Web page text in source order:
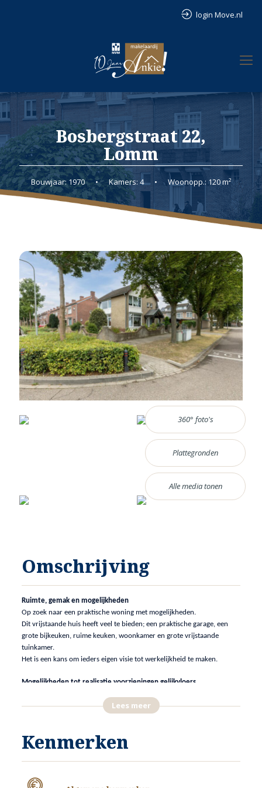
login Move.nl
Bosbergstraat 22,
Lomm
Bouwjaar: 1970 • Kamers: 4 • Woonopp.: 120 m²
360° foto's
Plattegronden
Alle media tonen
Omschrijving
Ruimte, gemak en mogelijkheden
Op zoek naar een praktische woning met mogelijkheden.
Dit vrijstaande huis heeft veel te bieden; een praktische garage, een
grote bijkeuken, ruime keuken, woonkamer en grote vrijstaande
tuinkamer.
Het is een kans om ieders eigen visie tot werkelijkheid te maken.
Mogelijkheden tot realisatie voorzieningen gelijkvloers
een badkamer op de begane grond.
Hoewel de woning niet geheel hedendaags is, biedt dit een kans voor
Lees meer
Kenmerken